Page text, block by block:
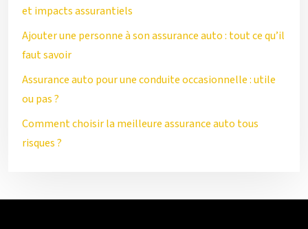
et impacts assurantiels
Ajouter une personne à son assurance auto : tout ce qu’il
faut savoir
Assurance auto pour une conduite occasionnelle : utile
ou pas ?
Comment choisir la meilleure assurance auto tous
risques ?